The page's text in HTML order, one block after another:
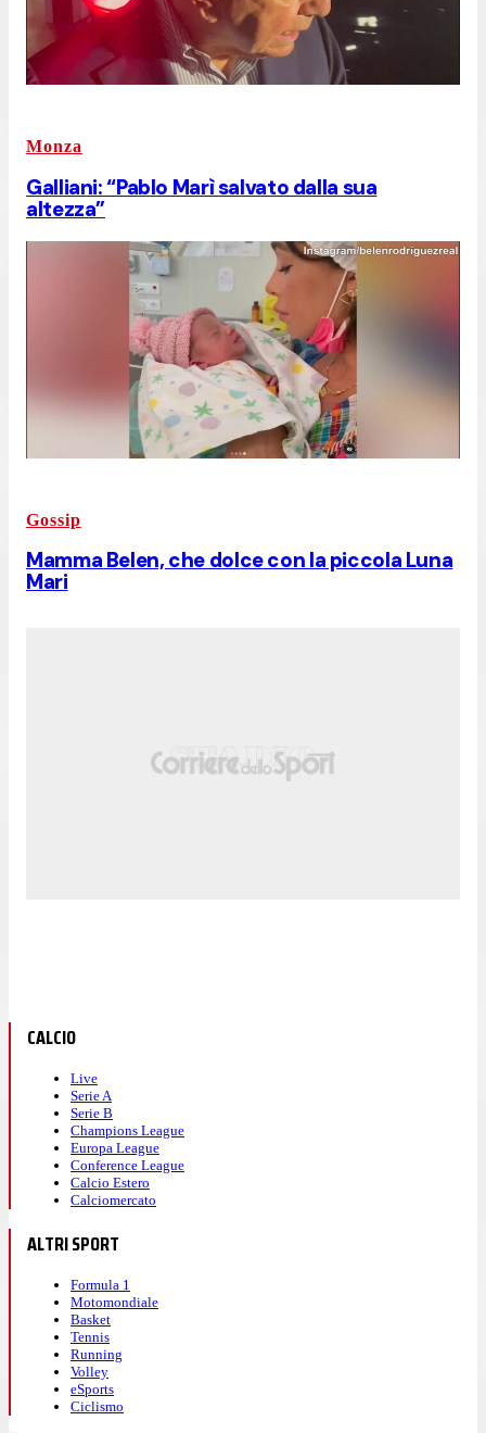
Monza
Galliani: “Pablo Marì salvato dalla sua
altezza”
Gossip
Mamma Belen, che dolce con la piccola Luna
Mari
CALCIO
Live
Serie A
Serie B
Champions League
Europa League
Conference League
Calcio Estero
Calciomercato
ALTRI SPORT
Formula 1
Motomondiale
Basket
Tennis
Running
Volley
eSports
Ciclismo